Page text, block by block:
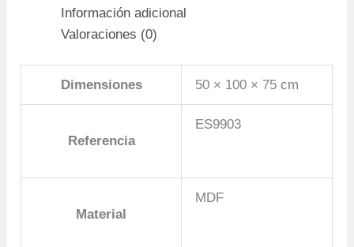
Información adicional
Valoraciones (0)
Dimensiones 50 × 100 × 75 cm
Referencia
ES9903
Material
MDF